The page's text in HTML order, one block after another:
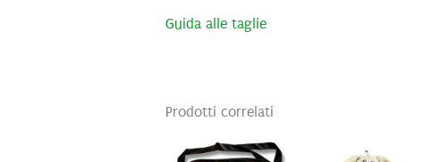
Guida alle taglie
Prodotti correlati